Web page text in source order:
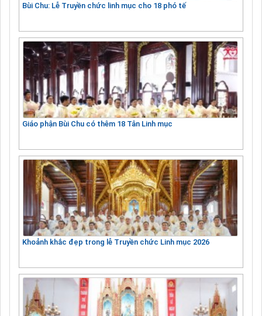
Bùi Chu: Lễ Truyền chức linh mục cho 18 phó tế
Giáo phận Bùi Chu có thêm 18 Tân Linh mục
Khoảnh khắc đẹp trong lễ Truyền chức Linh mục 2026